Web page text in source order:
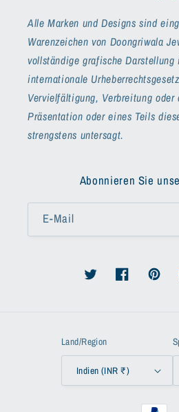
Alle Marken und Designs sind
Warenzeichen von Doongriwala
vollständige grafische
internationale
Vervielfältigung, Verbreitung oder
Präsentation oder eines Teils
strengstens untersagt.
Abonnieren Sie
E-Mail
Twitter Facebook
Land/Region
Indien (INR ₹)